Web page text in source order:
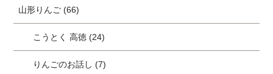
山形りんご (66)
こうとく 高徳 (24)
りんごのお話し (7)